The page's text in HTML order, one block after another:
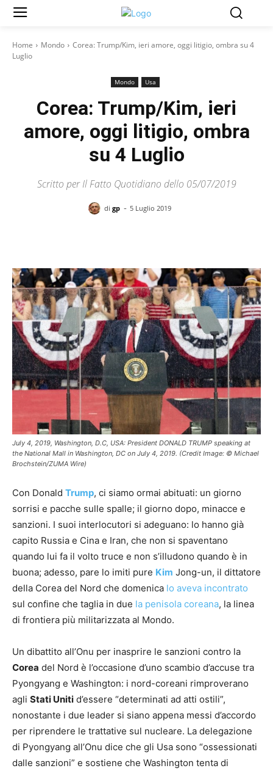
Home Mondo
Corea: Trump/Kim, ieri amore, oggi litigio, ombra su 4
Luglio
Mondo Usa
Corea: Trump/Kim, ieri
amore, oggi litigio, ombra
su 4 Luglio
Scritto per Il Fatto Quotidiano dello 05/07/2019
di gp - 5 Luglio 2019
July 4, 2019, Washington, D.C, USA: President DONALD TRUMP speaking at
the National Mall in Washington, DC on July 4, 2019. (Credit Image: © Michael
Brochstein/ZUMA Wire)
Con Donald Trump, ci siamo ormai abituati: un giorno
sorrisi e pacche sulle spalle; il giorno dopo, minacce e
sanzioni. I suoi interlocutori si adeguano: lo hanno già
capito Russia e Cina e Iran, che non si spaventano
quando lui fa il volto truce e non s’illudono quando è in
buona; adesso, pare lo imiti pure Kim Jong-un, il dittatore
della Corea del Nord che domenica lo aveva incontrato
sul confine che taglia in due la penisola coreana, la linea
di frontiera più militarizzata al Mondo.
Un dibattito all’Onu per inasprire le sanzioni contro la
Corea del Nord è l’occasione d’uno scambio d’accuse tra
Pyongyang e Washington: i nord-coreani rimproverano
agli Stati Uniti d’essere “determinati ad atti ostili”,
nonostante i due leader si siano appena messi d’accordo
per riprendere le trattative sul nucleare. La delegazione
di Pyongyang all’Onu dice che gli Usa sono “ossessionati
dalle sanzioni” e sostiene che Washington tenta di